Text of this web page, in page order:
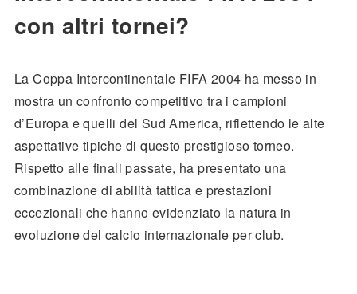
con altri tornei?
La Coppa Intercontinentale FIFA 2004 ha messo in
mostra un confronto competitivo tra i campioni
d’Europa e quelli del Sud America, riflettendo le alte
aspettative tipiche di questo prestigioso torneo.
Rispetto alle finali passate, ha presentato una
combinazione di abilità tattica e prestazioni
eccezionali che hanno evidenziato la natura in
evoluzione del calcio internazionale per club.